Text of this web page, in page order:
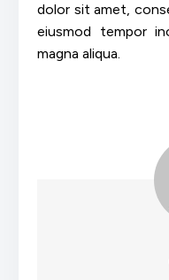
dolor sit amet,
eiusmod tempor
magna aliqua.